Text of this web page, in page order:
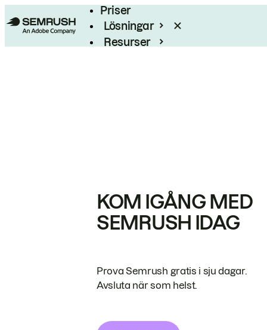
Priser
Lösningar
Resurser
KOM IGÅNG MED
SEMRUSH IDAG
Prova Semrush gratis i sju dagar.
Avsluta när som helst.